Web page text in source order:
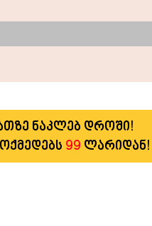
ნაკლებ დროში!
99 ლარიდან!